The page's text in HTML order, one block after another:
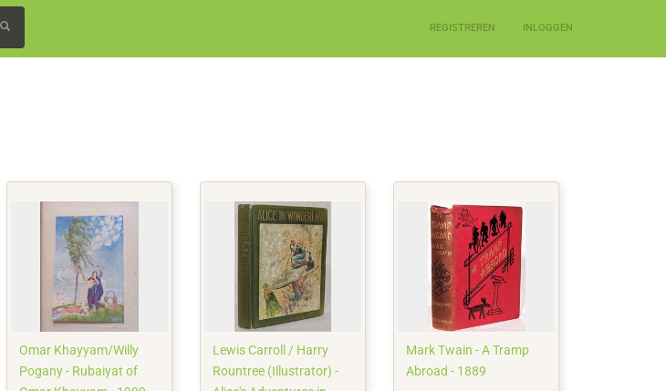
REGISTREREN INLOGGEN
Omar Khayyam/Willy
Pogany - Rubaiyat of
Lewis Carroll / Harry
Rountree (Illustrator) -
Mark Twain - A Tramp
Abroad - 1889